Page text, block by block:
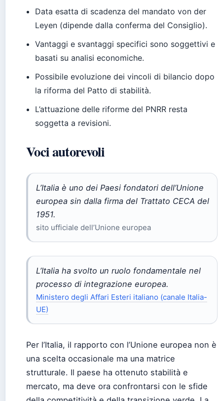
Data esatta di scadenza del mandato von der
Leyen (dipende dalla conferma del Consiglio).
Vantaggi e svantaggi specifici sono soggettivi e
basati su analisi economiche.
Possibile evoluzione dei vincoli di bilancio dopo
la riforma del Patto di stabilità.
L’attuazione delle riforme del PNRR resta
soggetta a revisioni.
Voci autorevoli
L’Italia è uno dei Paesi fondatori dell’Unione
europea sin dalla firma del Trattato CECA del
1951.
sito ufficiale dell’Unione europea
L’Italia ha svolto un ruolo fondamentale nel
processo di integrazione europea.
Ministero degli Affari Esteri italiano (canale Italia-
UE)
Per l’Italia, il rapporto con l’Unione europea non è
una scelta occasionale ma una matrice
strutturale. Il paese ha ottenuto stabilità e
mercato, ma deve ora confrontarsi con le sfide